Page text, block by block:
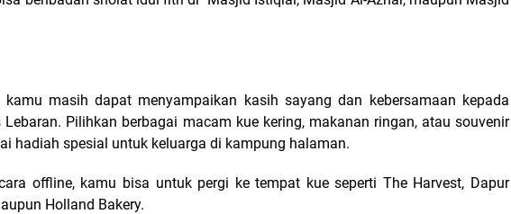
masih dapat menyampaikan kasih sayang dan kebersamaan kepada
Pilihkan berbagai macam kue kering, makanan ringan, atau souvenir
hadiah spesial untuk keluarga di kampung halaman.
offline, kamu bisa untuk pergi ke tempat kue seperti The Harvest, Dapur
Holland Bakery.